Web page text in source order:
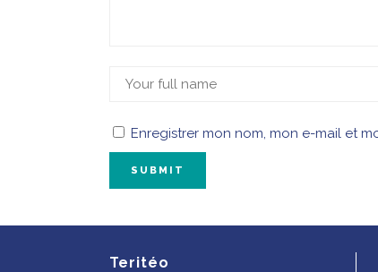
Enregistrer mon nom, mon e-mail et
Teritéo